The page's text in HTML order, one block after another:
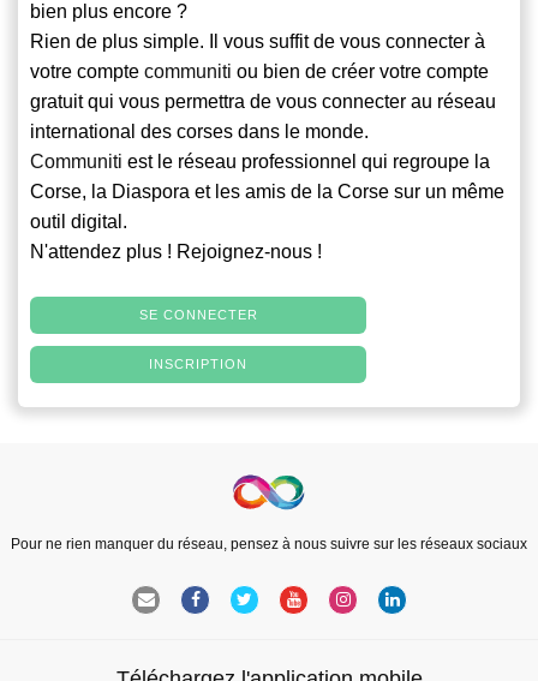
bien plus encore ?
Rien de plus simple. Il vous suffit de vous connecter à
votre compte communiti ou bien de créer votre compte
gratuit qui vous permettra de vous connecter au réseau
international des corses dans le monde.
Communiti est le réseau professionnel qui regroupe la
Corse, la Diaspora et les amis de la Corse sur un même
outil digital.
N'attendez plus ! Rejoignez-nous !
SE CONNECTER
INSCRIPTION
Pour ne rien manquer du réseau, pensez à nous suivre sur les réseaux sociaux